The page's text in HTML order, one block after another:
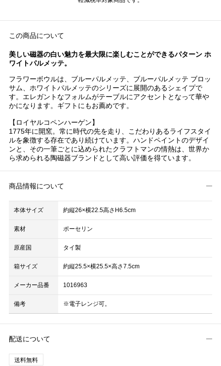
この商品について
美しい磁器の白い魅力を最大限に楽しむことができるパターン ホ
ワイトパルメッテ。
フラワーボウルは、ブルーパルメッテ、ブルーパルメッテ ブロッ
サム、ホワイトパルメッテのシリーズに展開のあるシェイプで
す。エレガントなフォルムがテーブルにアクセントとなって華や
かになります。ギフトにもお薦めです。
【ロイヤルコペンハーゲン】
1775年に開窯。常に時代の先を走り、こだわりあるライフスタイ
ルを象徴する存在であり続けています。ハンドペイントのデザイ
ンと、その一筆ごとに込められたクラフトマンの情熱は、世界か
ら求められる陶磁器ブランドとして高い評価を得ています。
商品情報について
本体サイズ 約縦26×横22.5高さH6.5cm
素材 ポーセリン
原産国 タイ製
箱サイズ 約縦25.5×横25.5×高さ7.5cm
メーカー品番 1016963
備考 ※電子レンジ可。
配送について
送料無料